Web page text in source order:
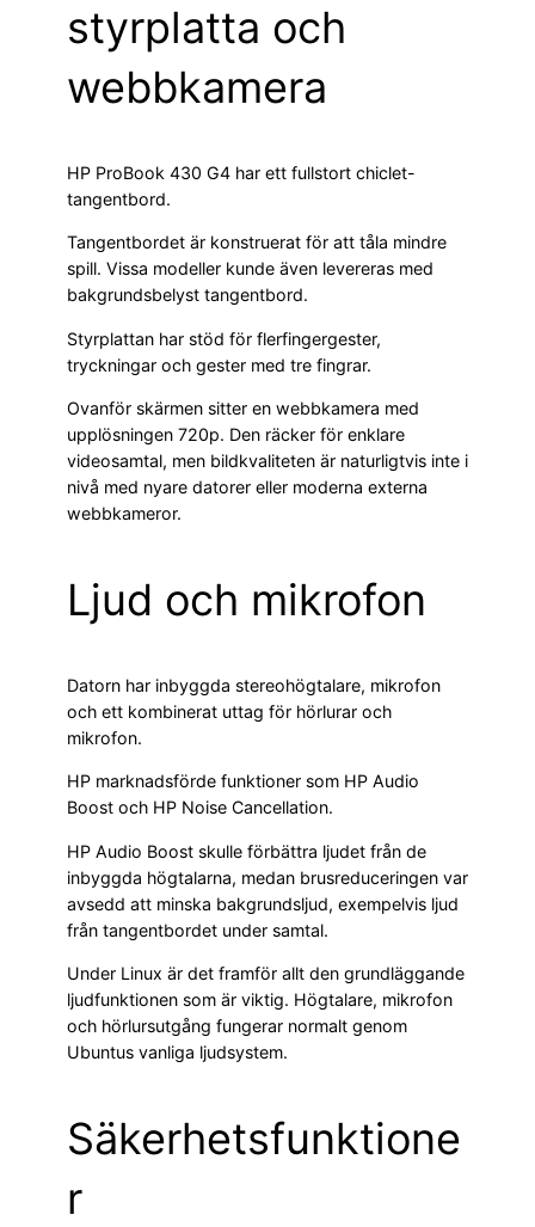
styrplatta och
webbkamera
HP ProBook 430 G4 har ett fullstort chiclet-
tangentbord.
Tangentbordet är konstruerat för att tåla mindre
spill. Vissa modeller kunde även levereras med
bakgrundsbelyst tangentbord.
Styrplattan har stöd för flerfingergester,
tryckningar och gester med tre fingrar.
Ovanför skärmen sitter en webbkamera med
upplösningen 720p. Den räcker för enklare
videosamtal, men bildkvaliteten är naturligtvis inte i
nivå med nyare datorer eller moderna externa
webbkameror.
Ljud och mikrofon
Datorn har inbyggda stereohögtalare, mikrofon
och ett kombinerat uttag för hörlurar och
mikrofon.
HP marknadsförde funktioner som HP Audio
Boost och HP Noise Cancellation.
HP Audio Boost skulle förbättra ljudet från de
inbyggda högtalarna, medan brusreduceringen var
avsedd att minska bakgrundsljud, exempelvis ljud
från tangentbordet under samtal.
Under Linux är det framför allt den grundläggande
ljudfunktionen som är viktig. Högtalare, mikrofon
och hörlursutgång fungerar normalt genom
Ubuntus vanliga ljudsystem.
Säkerhetsfunktione
r